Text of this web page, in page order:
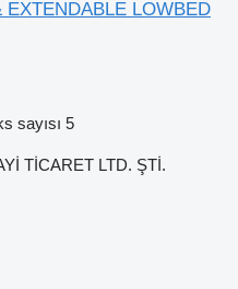
EXTENDABLE LOWBED
sayısı 5
TİCARET LTD. ŞTİ.